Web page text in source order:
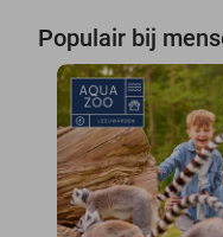
Populair bij